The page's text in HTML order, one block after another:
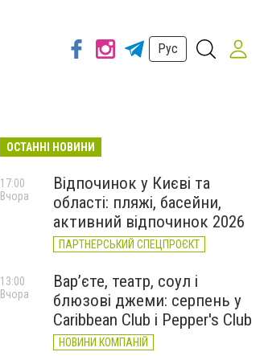
Рус
ОСТАННІ НОВИНИ
Відпочинок у Києві та
області: пляжі, басейни,
активний відпочинок 2026
ПАРТНЕРСЬКИЙ СПЕЦПРОЄКТ
17:00
Вчора
Вар’єте, театр, соул і
блюзові джеми: серпень у
Caribbean Club і Pepper's Club
НОВИНИ КОМПАНІЙ
13:00
Вчора